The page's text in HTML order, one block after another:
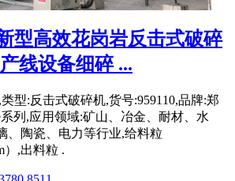
型高效花岗岩反击式破碎
线设备细碎 ...
型:反击式破碎机,货号:959110,品牌:郑
列,应用领域:矿山、冶金、耐材、水
、陶瓷、电力等行业,给料粒
）,出料粒 .